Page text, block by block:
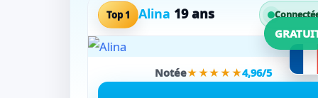
Top 1 Alina 19 ans
Notée★★★★★4,96/5